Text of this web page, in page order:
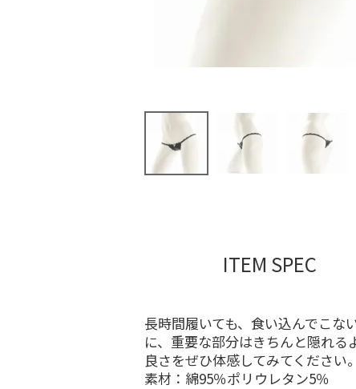
ITEM SPEC
長時間履いても、食い込んでこな
に、重要な部分はきちんと隠れ
良さをぜひ体感してみてください。
素材：綿95％ポリウレタン5％